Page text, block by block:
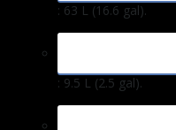
: 63 L (16.6 gal).
: 9.5 L (2.5 gal).